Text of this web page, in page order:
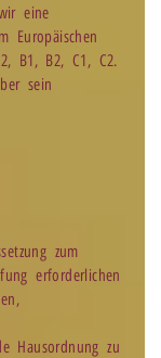
eine
Europäischen
B1, B2, C1, C2.
sein
zum
erforderlichen
Hausordnung zu